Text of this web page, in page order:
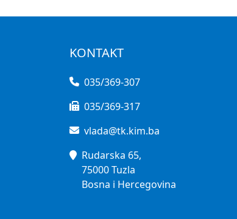
KONTAKT
035/369-307
035/369-317
vlada@tk.kim.ba
Rudarska 65,
75000 Tuzla
Bosna i Hercegovina